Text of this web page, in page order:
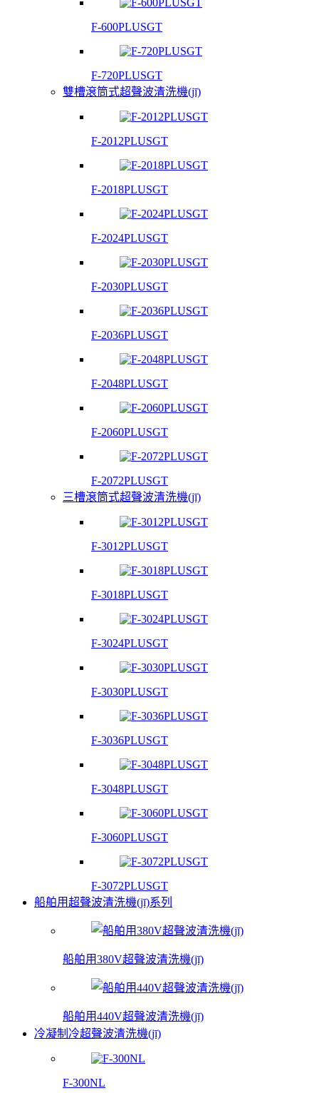
F-600PLUSGT
F-720PLUSGT
雙槽滾筒式超聲波清洗機(jī)
F-2012PLUSGT
F-2018PLUSGT
F-2024PLUSGT
F-2030PLUSGT
F-2036PLUSGT
F-2048PLUSGT
F-2060PLUSGT
F-2072PLUSGT
三槽滾筒式超聲波清洗機(jī)
F-3012PLUSGT
F-3018PLUSGT
F-3024PLUSGT
F-3030PLUSGT
F-3036PLUSGT
F-3048PLUSGT
F-3060PLUSGT
F-3072PLUSGT
船舶用超聲波清洗機(jī)系列
船舶用380V超聲波清洗機(jī)
船舶用440V超聲波清洗機(jī)
冷凝制冷超聲波清洗機(jī)
F-300NL